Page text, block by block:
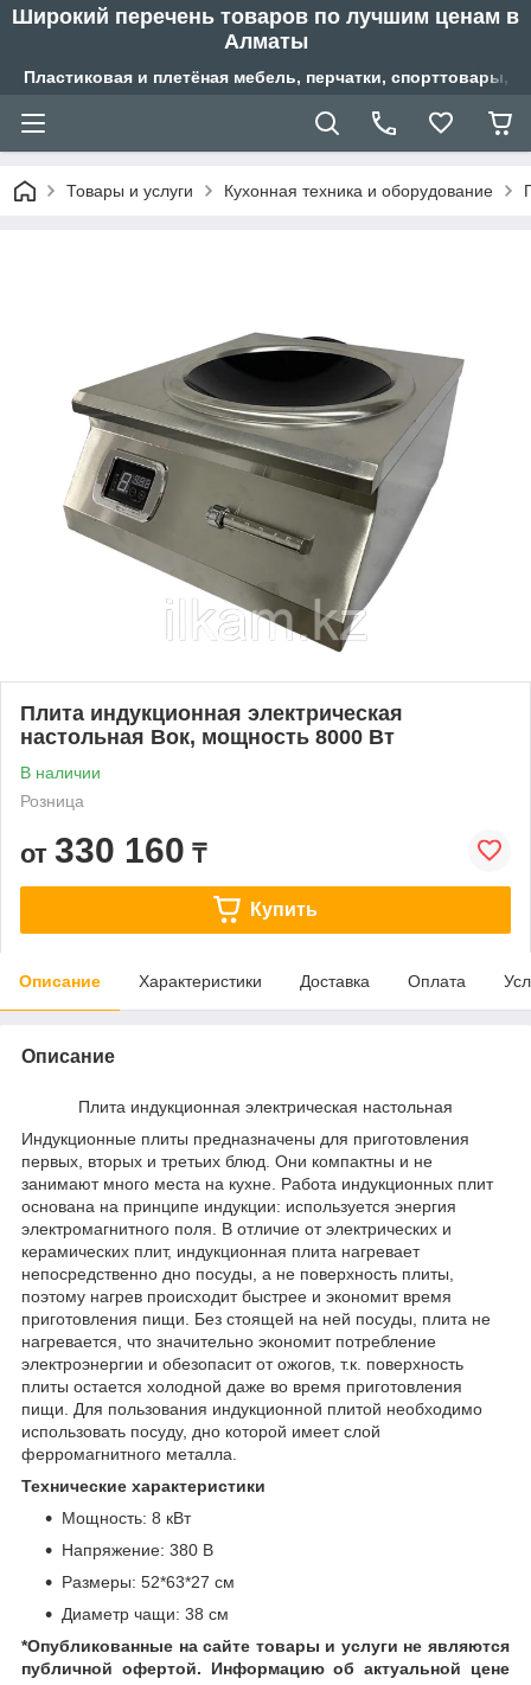
Широкий перечень товаров по лучшим ценам в
Алматы
Пластиковая и плетёная мебель, перчатки,
Товары и услуги Кухонная техника и оборудование
Плита индукционная электрическая
настольная Вок, мощность 8000 Вт
В наличии
Розница
от 330 160 ₸
Купить
Описание Характеристики Доставка Оплата
Описание
Плита индукционная электрическая настольная
Индукционные плиты предназначены для приготовления
первых, вторых и третьих блюд. Они компактны и не
занимают много места на кухне. Работа индукционных плит
основана на принципе индукции: используется энергия
электромагнитного поля. В отличие от электрических и
керамических плит, индукционная плита нагревает
непосредственно дно посуды, а не поверхность плиты,
поэтому нагрев происходит быстрее и экономит время
приготовления пищи. Без стоящей на ней посуды, плита не
нагревается, что значительно экономит потребление
электроэнергии и обезопасит от ожогов, т.к. поверхность
плиты остается холодной даже во время приготовления
пищи. Для пользования индукционной плитой необходимо
использовать посуду, дно которой имеет слой
ферромагнитного металла.
Технические характеристики
Мощность: 8 кВт
Напряжение: 380 В
Размеры: 52*63*27 см
Диаметр чащи: 38 см
*Опубликованные на сайте товары и услуги не являются
публичной офертой.
Информацию об актуальной цене